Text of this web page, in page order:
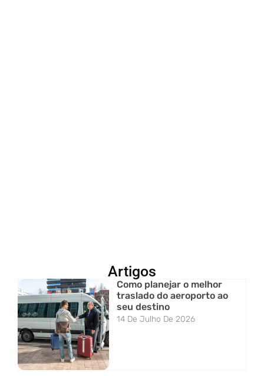
Artigos
Como planejar o melhor
traslado do aeroporto ao
seu destino
14 De Julho De 2026